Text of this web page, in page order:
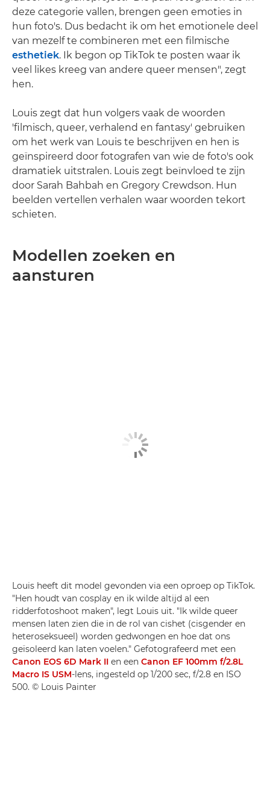
deze categorie vallen, brengen geen emoties in
hun foto's. Dus bedacht ik om het emotionele deel
van mezelf te combineren met een filmische
esthetiek. Ik begon op TikTok te posten waar ik
veel likes kreeg van andere queer mensen", zegt
hen.
Louis zegt dat hun volgers vaak de woorden
'filmisch, queer, verhalend en fantasy' gebruiken
om het werk van Louis te beschrijven en hen is
geïnspireerd door fotografen van wie de foto's ook
dramatiek uitstralen. Louis zegt beïnvloed te zijn
door Sarah Bahbah en Gregory Crewdson. Hun
beelden vertellen verhalen waar woorden tekort
schieten.
Modellen zoeken en
aansturen
Louis heeft dit model gevonden via een oproep op TikTok.
"Hen houdt van cosplay en ik wilde altijd al een
ridderfotoshoot maken", legt Louis uit. "Ik wilde queer
mensen laten zien die in de rol van cishet (cisgender en
heteroseksueel) worden gedwongen en hoe dat ons
geïsoleerd kan laten voelen." Gefotografeerd met een
Canon EOS 6D Mark II en een Canon EF 100mm f/2.8L
Macro IS USM-lens, ingesteld op 1/200 sec, f/2.8 en ISO
500. © Louis Painter